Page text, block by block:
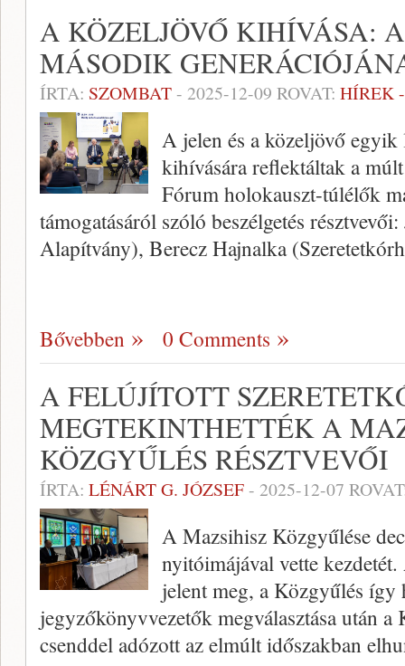
A KÖZELJÖVŐ KIHÍVÁSA:
MÁSODIK
ÍRTA: SZOMBAT- 2025-12-09 ROVAT: HÍREK
A jelen és a közeljövő
kihívására reflektáltak a
Fórum holokauszt-túlélők
támogatásáról szóló beszélgetés
Alapítvány), Berecz Hajnalka
Bővebben 0 Comments
A FELÚJÍTOTT
MEGTEKINTHETTÉK A
KÖZGYŰLÉS RÉSZTVEVŐI
ÍRTA: LÉNÁRT G. JÓZSEF- 2025-12-07
A Mazsihisz Közgyűlése
nyitóimájával vette
jelent meg, a Közgyűlés így
jegyzőkönyvvezetők megválasztása után a
csenddel adózott az elmúlt időszakban